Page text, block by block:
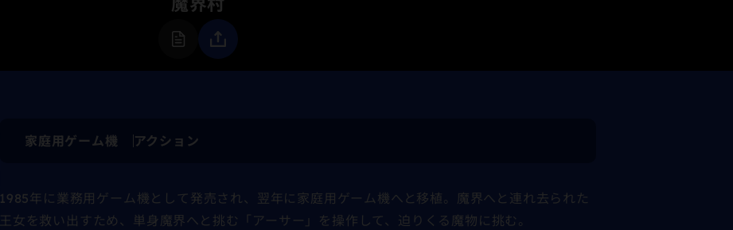
家庭用ゲーム機 アクション
1985年に業務用ゲーム機として発売され、翌年に家庭用ゲーム機へと移植。魔界へと連れ去られた
王女を救い出すため、単身魔界へと挑む「アーサー」を操作して、迫りくる魔物に挑む。